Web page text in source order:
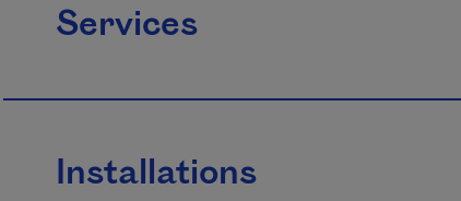
Services
Installations